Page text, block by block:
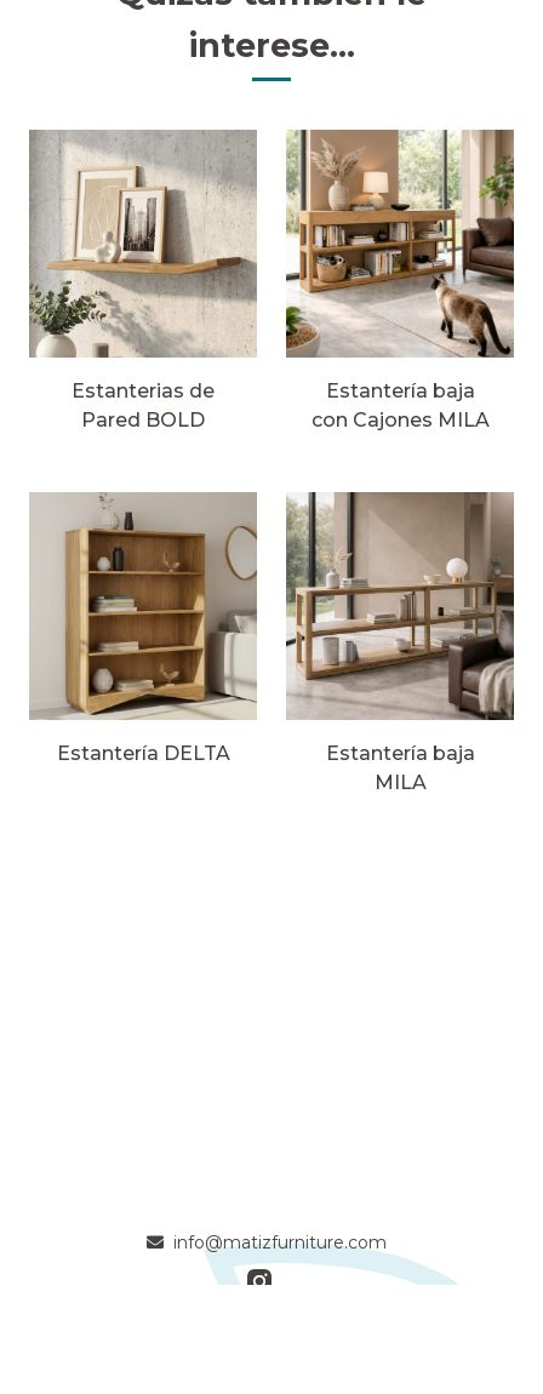
interese...
Estanterias de
Pared BOLD
Estantería baja
con Cajones MILA
Estantería DELTA
Estantería baja
MILA
info@matizfurniture.com